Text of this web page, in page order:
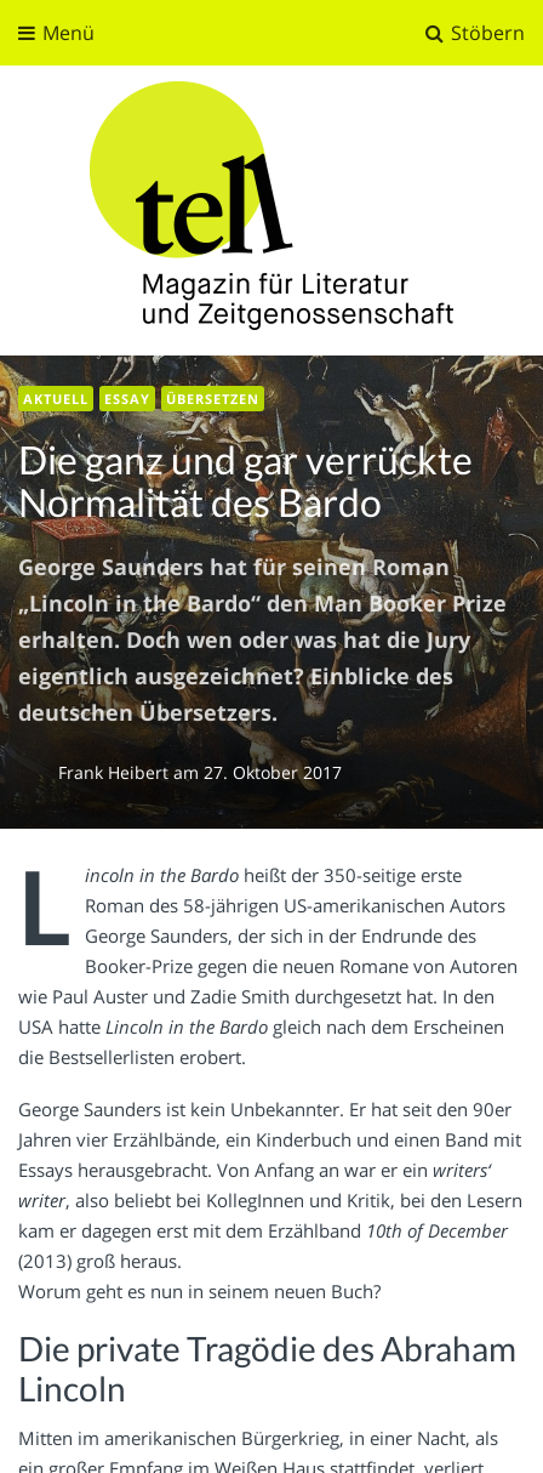
Stöbern
Menü
tell
Magazin für Literatur und Zeitgenossenschaft
AKTUELL ESSAY ÜBERSETZEN
Die ganz und gar verrückte
Normalität des Bardo
George Saunders hat für seinen Roman
„Lincoln in the Bardo“ den Man Booker Prize
erhalten. Doch wen oder was hat die Jury
eigentlich ausgezeichnet? Einblicke des
deutschen Übersetzers.
Frank Heibertam 27. Oktober 2017
L incoln in the Bardo heißt der 350-seitige erste
Roman des 58-jährigen US-amerikanischen Autors
George Saunders, der sich in der Endrunde des
Booker-Prize gegen die neuen Romane von Autoren
wie Paul Auster und Zadie Smith durchgesetzt hat. In den
USA hatte Lincoln in the Bardo gleich nach dem Erscheinen
die Bestsellerlisten erobert.
George Saunders ist kein Unbekannter. Er hat seit den 90er
Jahren vier Erzählbände, ein Kinderbuch und einen Band mit
Essays herausgebracht. Von Anfang an war er ein writers‘
writer, also beliebt bei KollegInnen und Kritik, bei den Lesern
kam er dagegen erst mit dem Erzählband 10th of December
(2013) groß heraus.
Worum geht es nun in seinem neuen Buch?
Die private Tragödie des Abraham
Lincoln
Mitten im amerikanischen Bürgerkrieg, in einer Nacht, als